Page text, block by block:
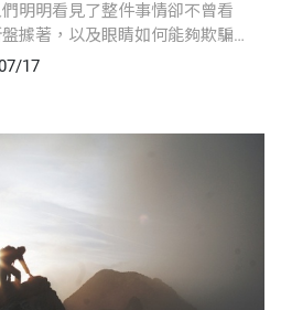
明明看見了整件事情卻不曾看
據著，以及眼睛如何能夠欺騙
17